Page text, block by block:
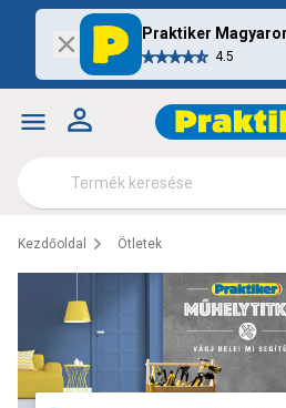
Praktiker
4.5
Kezdőoldal Ötletek